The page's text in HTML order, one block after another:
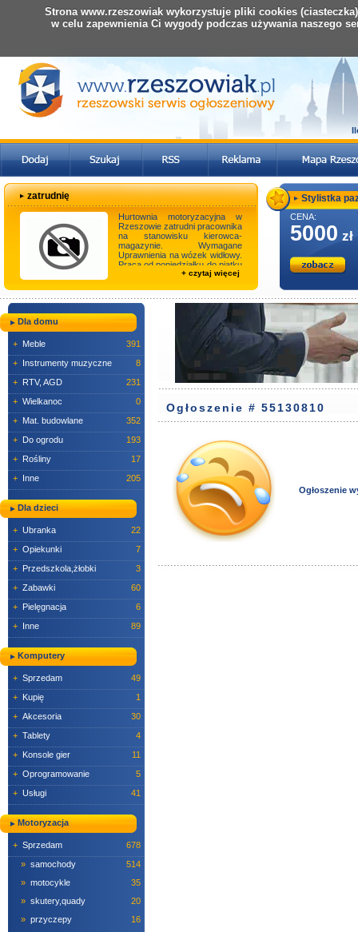
zatrudnię
Hurtownia motoryzacyjna w
Rzeszowie zatrudni pracownika
na stanowisku kierowca-
magazynie. Wymagane
Uprawnienia na wózek widłowy.
Praca od poniedziałku do piątku
w godzinach od 8 do ...+ czytaj więcej
Stylistka
CENA:
5000 zł
Dla domu
+ Meble
391
+ Instrumenty muzyczne
8
+ RTV, AGD
231
+ Wielkanoc
0
+ Mat. budowlane
352
+ Do ogrodu
193
+ Rośliny
17
+ Inne 205
Dla dzieci
+ Ubranka
22
+ Opiekunki
7
+ Przedszkola,żłobki
3
+ Zabawki
60
+ Pielęgnacja
6
+ Inne 89
Komputery
+ Sprzedam
49
+ Kupię
1
+ Akcesoria
30
+ Tablety
4
+ Konsole gier
11
+ Oprogramowanie
5
+ Usługi 41
Motoryzacja
+ Sprzedam
678
» samochody
514
» motocykle
35
» skutery,quady
20
» przyczepy
16
Ogłoszenie # 55130810
Ogłoszenie
Strona www.rzeszowiak wykorzystuje pliki cookies
w celu zapewnienia Ci wygody podczas używania naszego